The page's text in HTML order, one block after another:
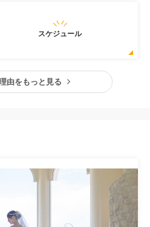
スケジュール
由をもっと見る